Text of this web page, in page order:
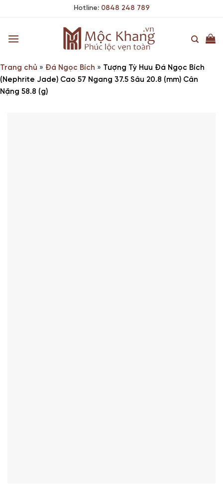
Hotline: 0848 248 789
Trang chủ » Đá Ngọc Bích » Tượng Tỳ Hưu Đá Ngọc Bích
(Nephrite Jade) Cao 57 Ngang 37.5 Sâu 20.8 (mm) Cân
Nặng 58.8 (g)